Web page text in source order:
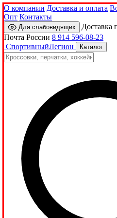
О компании Доставка и оплата
Опт Контакты
Для слабовидящих
Доставка
Почта России 8 914 596-08-23
СпортивныйЛегион Каталог